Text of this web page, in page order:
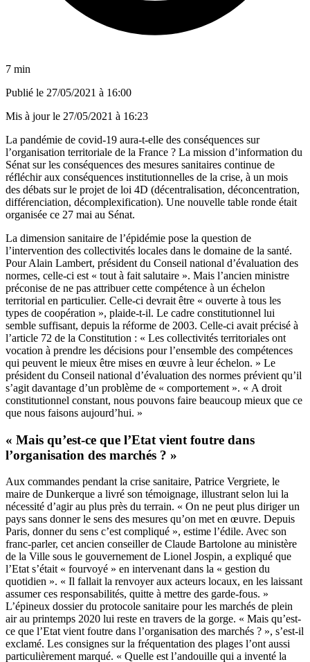
7 min
Publié le 27/05/2021 à 16:00
Mis à jour le 27/05/2021 à 16:23
La pandémie de covid-19 aura-t-elle des conséquences sur
l’organisation territoriale de la France ? La mission d’information du
Sénat sur les conséquences des mesures sanitaires continue de
réfléchir aux conséquences institutionnelles de la crise, à un mois
des débats sur le projet de loi 4D (décentralisation, déconcentration,
différenciation, décomplexification). Une nouvelle table ronde était
organisée ce 27 mai au Sénat.
La dimension sanitaire de l’épidémie pose la question de
l’intervention des collectivités locales dans le domaine de la santé.
Pour Alain Lambert, président du Conseil national d’évaluation des
normes, celle-ci est « tout à fait salutaire ». Mais l’ancien ministre
préconise de ne pas attribuer cette compétence à un échelon
territorial en particulier. Celle-ci devrait être « ouverte à tous les
types de coopération », plaide-t-il. Le cadre constitutionnel lui
semble suffisant, depuis la réforme de 2003. Celle-ci avait précisé à
l’article 72 de la Constitution : « Les collectivités territoriales ont
vocation à prendre les décisions pour l’ensemble des compétences
qui peuvent le mieux être mises en œuvre à leur échelon. » Le
président du Conseil national d’évaluation des normes prévient qu’il
s’agit davantage d’un problème de « comportement ». « A droit
constitutionnel constant, nous pouvons faire beaucoup mieux que ce
que nous faisons aujourd’hui. »
« Mais qu’est-ce que l’Etat vient foutre dans
l’organisation des marchés ? »
Aux commandes pendant la crise sanitaire, Patrice Vergriete, le
maire de Dunkerque a livré son témoignage, illustrant selon lui la
nécessité d’agir au plus près du terrain. « On ne peut plus diriger un
pays sans donner le sens des mesures qu’on met en œuvre. Depuis
Paris, donner du sens c’est compliqué », estime l’édile. Avec son
franc-parler, cet ancien conseiller de Claude Bartolone au ministère
de la Ville sous le gouvernement de Lionel Jospin, a expliqué que
l’Etat s’était « fourvoyé » en intervenant dans la « gestion du
quotidien ». « Il fallait la renvoyer aux acteurs locaux, en les laissant
assumer ces responsabilités, quitte à mettre des garde-fous. »
L’épineux dossier du protocole sanitaire pour les marchés de plein
air au printemps 2020 lui reste en travers de la gorge. « Mais qu’est-
ce que l’Etat vient foutre dans l’organisation des marchés ? », s’est-il
exclamé. Les consignes sur la fréquentation des plages l’ont aussi
particulièrement marqué. « Quelle est l’andouille qui a inventé la